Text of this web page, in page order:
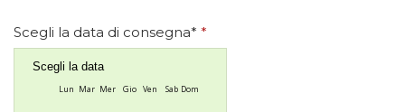
Scegli la data di consegna* *
Scegli la data
Lun Mar Mer Gio Ven Sab Dom